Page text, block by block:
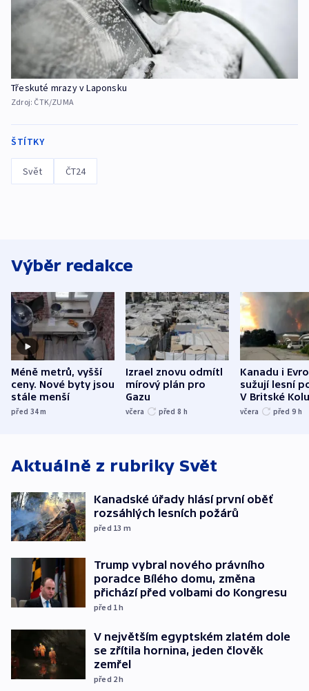
Třeskuté mrazy v Laponsku
Zdroj: ČTK/ZUMA
ŠTÍTKY
Svět ČT24
Výběr redakce
Méně metrů, vyšší
ceny. Nové byty jsou
stále menší
před 34m
Izrael znovu odmítl
mírový plán pro
Gazu
včera před 8 h
Kanadu i
sužují lesní
V Britské
evakuovali
včera před 9 h
Aktuálně z rubriky Svět
Kanadské úřady hlásí první oběť
rozsáhlých lesních požárů
před 13 m
Trump vybral nového právního
poradce Bílého domu, změna
přichází před volbami do Kongresu
před 1h
V největším egyptském zlatém dole
se zřítila hornina, jeden člověk
zemřel
před 2h